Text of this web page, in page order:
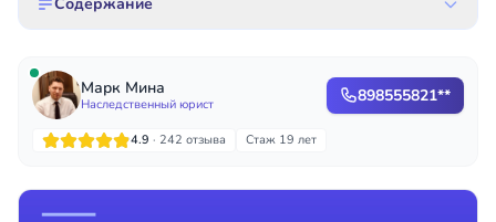
Марк Мина
Наследственный юрист 898555821**
4.9 · 242 отзыва Стаж 19 лет